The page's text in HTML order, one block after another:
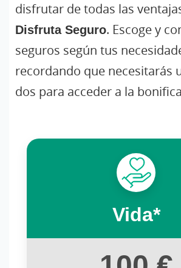
disfrutar de todas las
Disfruta Seguro. Escoge y
seguros según tus
recordando que necesitarás
dos para acceder a la
Vida*